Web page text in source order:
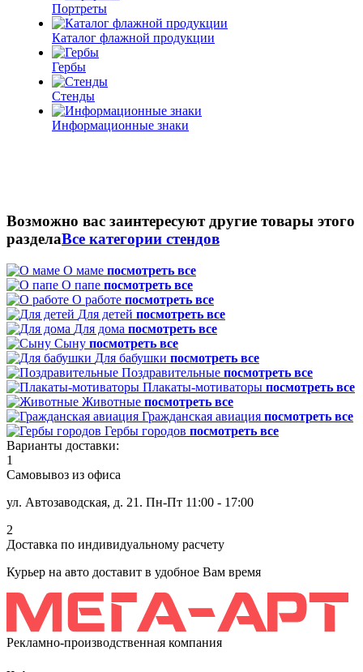
Портреты
Каталог флажной продукции
Гербы
Стенды
Информационные знаки
Возможно вас заинтересуют другие товары этого
разделаВсе категории стендов
О маме посмотреть все
О папе посмотреть все
О работе посмотреть все
Для детей посмотреть все
Для дома посмотреть все
Сыну посмотреть все
Для бабушки посмотреть все
Поздравительные посмотреть все
Плакаты-мотиваторы посмотреть все
Животные посмотреть все
Гражданская авиация посмотреть все
Гербы городов посмотреть все
Варианты доставки:
1
Самовывоз из офиса
ул. Автозаводская, д. 21. Пн-Пт 11:00 - 17:00
2
Доставка по индивидуальному расчету
Курьер на авто доставит в удобное Вам время
Рекламно-производственная компания